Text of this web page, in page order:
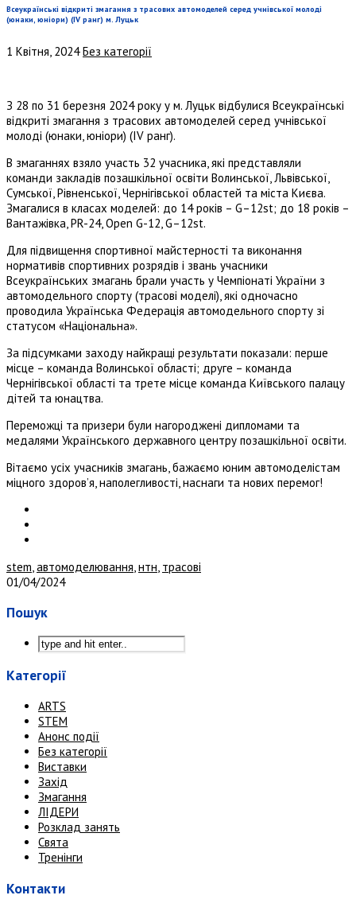
Всеукраїнські відкриті змагання з трасових автомоделей серед учнівської молоді
(юнаки, юніори) (IV ранг) м. Луцьк
1 Квітня, 2024 Без категорії
З 28 по 31 березня 2024 року у м. Луцьк відбулися Всеукраїнські
відкриті змагання з трасових автомоделей серед учнівської
молоді (юнаки, юніори) (IV ранг).
В змаганнях взяло участь 32 учасника, які представляли
команди закладів позашкільної освіти Волинської, Львівської,
Сумської, Рівненської, Чернігівської областей та міста Києва.
Змагалися в класах моделей: до 14 років – G–12st; до 18 років –
Вантажівка, PR-24,Open G-12,G–12st.
Для підвищення спортивної майстерності та виконання
нормативів спортивних розрядів і звань учасники
Всеукраїнських змагань брали участь у Чемпіонаті України з
автомодельного спорту (трасові моделі), які одночасно
проводила Українська Федерація автомодельного спорту зі
статусом «Національна».
За підсумками заходу найкращі результати показали: перше
місце – команда Волинської області; друге – команда
Чернігівської області та трете місце команда Київського палацу
дітей та юнацтва.
Переможці та призери були нагороджені дипломами та
медалями Українського державного центру позашкільної освіти.
Вітаємо усіх учасників змагань, бажаємо юним автомоделістам
міцного здоров’я, наполегливості, наснаги та нових перемог!
stem,автомоделювання,нтн, трасові
01/04/2024
Пошук
Категорії
ARTS
STEM
Анонс події
Без категорії
Виставки
Захід
Змагання
ЛІДЕРИ
Розклад занять
Свята
Тренінги
Контакти